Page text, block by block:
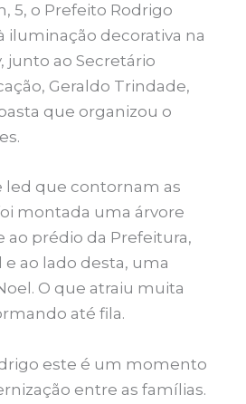
5, o Prefeito Rodrigo
iluminação decorativa na
junto ao Secretário
Geraldo Trindade,
que organizou o
led que contornam as
montada uma árvore
prédio da Prefeitura,
ao lado desta, uma
O que atraiu muita
até fila.
este é um momento
entre as famílias.